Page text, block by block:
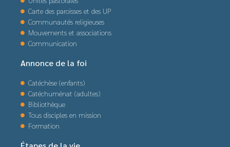
Carte des paroisses et des UP
Communautés religieuses
Mouvements et associations
Communication
Annonce de la foi
Catéchèse (enfants)
Catéchuménat (adultes)
Bibliothèque
Tous disciples en mission
Formation